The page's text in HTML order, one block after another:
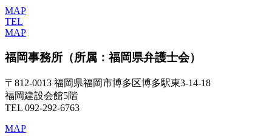
MAP
TEL
MAP
福岡事務所 （所属：福岡県弁護士会）
〒812-0013 福岡県福岡市博多区博多駅東3-14-18
福岡建設会館5階
TEL 092-292-6763
MAP